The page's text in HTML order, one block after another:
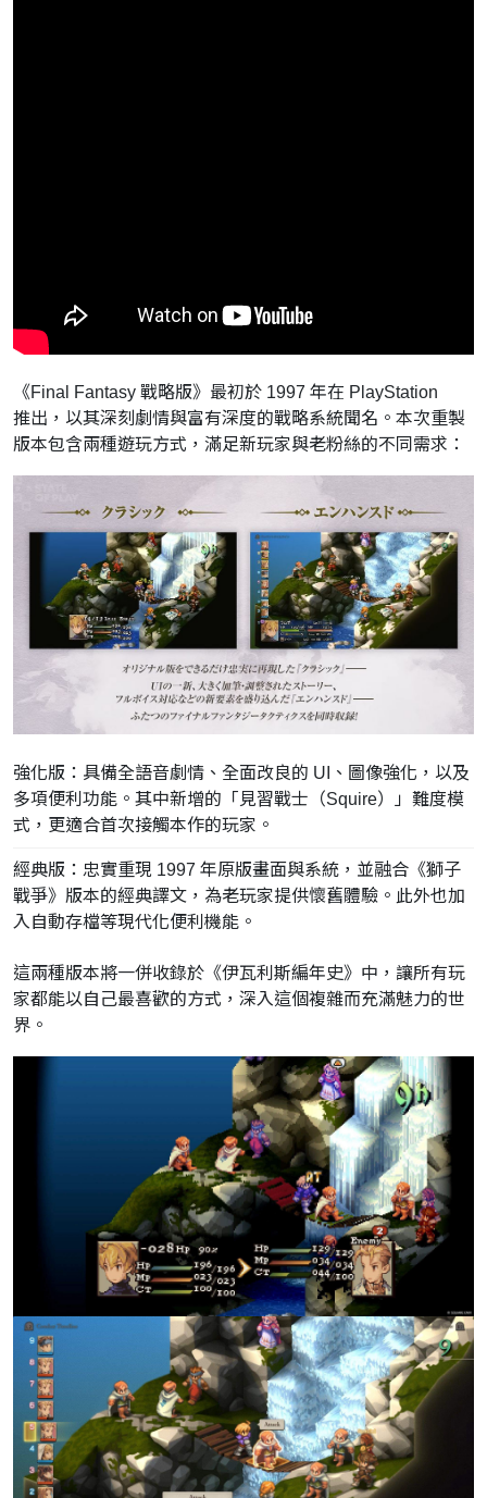
《Final Fantasy 戰略版》最初於 1997 年在 PlayStation
推出，以其深刻劇情與富有深度的戰略系統聞名。本次重製
版本包含兩種遊玩方式，滿足新玩家與老粉絲的不同需求：
強化版：具備全語音劇情、全面改良的 UI、圖像強化，以及
多項便利功能。其中新增的「見習戰士（Squire）」難度模
式，更適合首次接觸本作的玩家。
經典版：忠實重現 1997 年原版畫面與系統，並融合《獅子
戰爭》版本的經典譯文，為老玩家提供懷舊體驗。此外也加
入自動存檔等現代化便利機能。
這兩種版本將一併收錄於《伊瓦利斯編年史》中，讓所有玩
家都能以自己最喜歡的方式，深入這個複雜而充滿魅力的世
界。